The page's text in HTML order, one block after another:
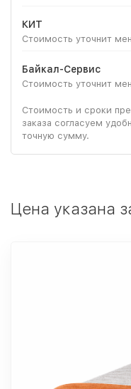
КИТ
Стоимость уточнит
Байкал-Сервис
Стоимость уточнит
Стоимость и сроки
заказа согласуем
точную сумму.
Цена указана